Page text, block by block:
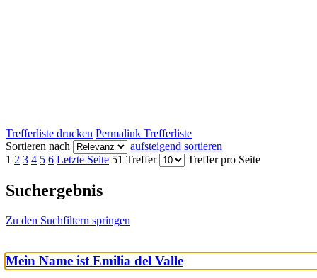
Trefferliste drucken Permalink Trefferliste
Sortieren nach
aufsteigend sortieren
1 2 3 4 5 6 Letzte Seite 51 Treffer Treffer pro Seite
Suchergebnis
Zu den Suchfiltern springen
Mein Name ist Emilia del Valle